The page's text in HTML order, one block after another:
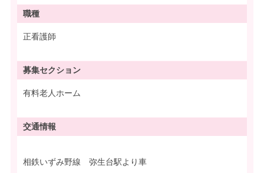
職種
正看護師
募集セクション
有料老人ホーム
交通情報
相鉄いずみ野線 弥生台駅より車